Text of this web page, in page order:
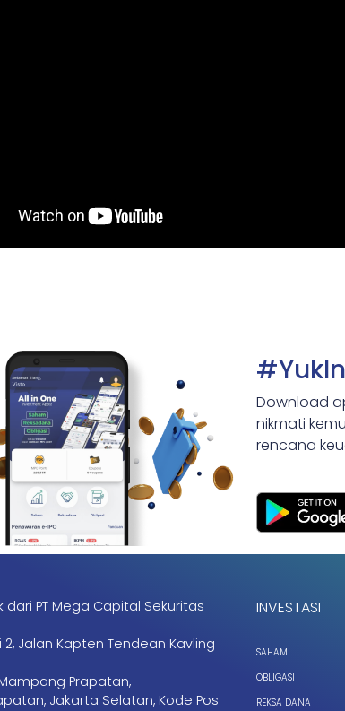
Download
nikmati
rencana
PT Mega Capital Sekuritas
Jalan Kapten Tendean Kavling
Prapatan,
Jakarta Selatan, Kode Pos
INVESTASI
SAHAM
OBLIGASI
REKSA DANA